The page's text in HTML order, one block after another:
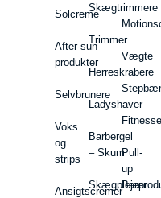
Solcreme
After-sun
produkter
Selvbrunere
Voks
og
strips
Ansigtscremer
Skægtrimmere
Trimmer
Herreskrabere
Ladyshaver
Barbergel
– Skum
Vægte
Pull-
up
Barer